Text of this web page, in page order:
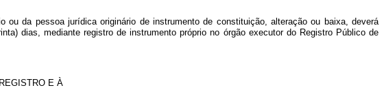
da pessoa jurídica originário de instrumento de constituição, alteração ou baixa, deverá
dias, mediante registro de instrumento próprio no órgão executor do Registro Público de
E À